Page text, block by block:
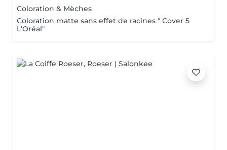
Coloration & Mèches
Coloration matte sans effet de racines " Cover 5
L'Oréal"